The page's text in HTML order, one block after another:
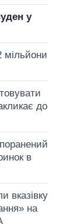
у
мільйони
до
в
вказівку
на